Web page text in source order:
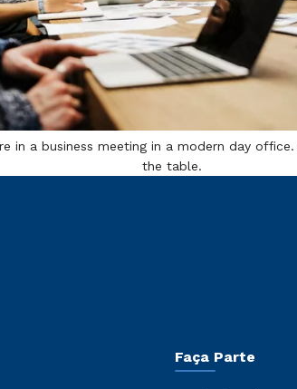
a business meeting in a modern day
the table.
Faça Parte